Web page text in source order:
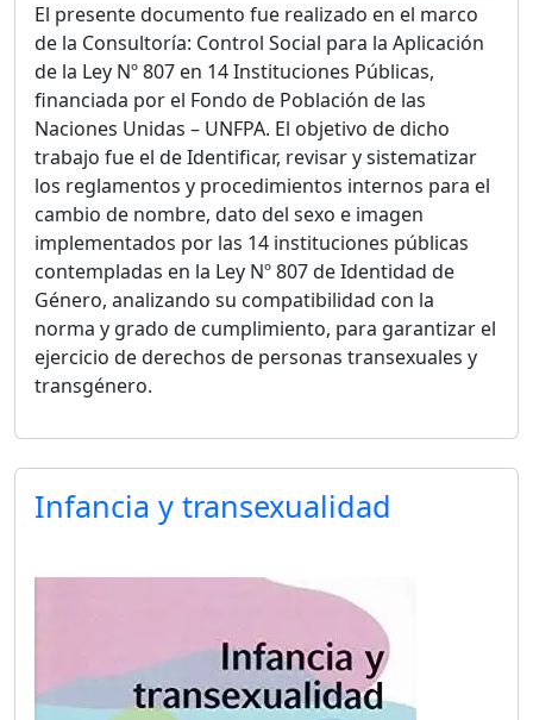
El presente documento fue realizado en el marco
de la Consultoría: Control Social para la Aplicación
de la Ley Nº 807 en 14 Instituciones Públicas,
financiada por el Fondo de Población de las
Naciones Unidas – UNFPA. El objetivo de dicho
trabajo fue el de Identificar, revisar y sistematizar
los reglamentos y procedimientos internos para el
cambio de nombre, dato del sexo e imagen
implementados por las 14 instituciones públicas
contempladas en la Ley Nº 807 de Identidad de
Género, analizando su compatibilidad con la
norma y grado de cumplimiento, para garantizar el
ejercicio de derechos de personas transexuales y
transgénero.
Infancia y transexualidad